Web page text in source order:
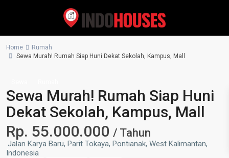
Home
Rumah
Sewa Murah! Rumah Siap Huni Dekat Sekolah, Kampus, Mall
Sewa Murah! Rumah Siap Huni
Dekat Sekolah, Kampus, Mall
Rp. 55.000.000 / Tahun
Jalan Karya Baru, Parit Tokaya, Pontianak, West Kalimantan,
Indonesia